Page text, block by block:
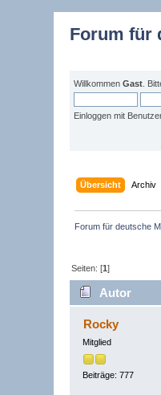
Forum für
WillkommenGast .
Einloggen mit
Übersicht Archiv
Forum für deutsche
Seiten: [1]
Autor
Rocky
Mitglied
Beiträge: 777